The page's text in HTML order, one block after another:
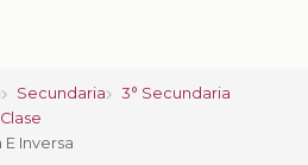
Secundaria
3° Secundaria
Inversa